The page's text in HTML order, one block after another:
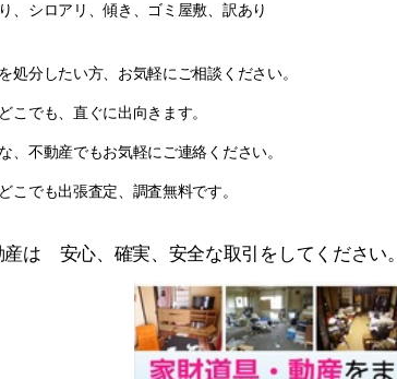
、シロアリ、傾き、ゴミ屋敷、訳あり
処分したい方、お気軽にご相談ください。
こでも、直ぐに出向きます。
、不動産でもお気軽にご連絡ください。
こでも出張査定、調査無料です。
産は 安心、確実、安全な取引をしてください。